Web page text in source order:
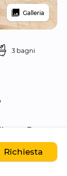
Galleria
3 bagni
con 3
, situata nel
Richiesta